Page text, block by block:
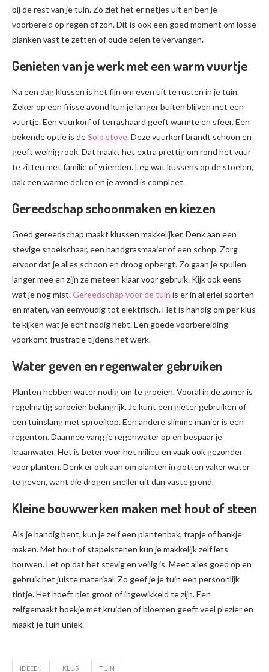
bij de rest van je tuin. Zo ziet het er netjes uit en ben je
voorbereid op regen of zon. Dit is ook een goed moment om losse
planken vast te zetten of oude delen te vervangen.
Genieten van je werk met een warm vuurtje
Na een dag klussen is het fijn om even uit te rusten in je tuin.
Zeker op een frisse avond kun je langer buiten blijven met een
vuurtje. Een vuurkorf of terrashaard geeft warmte en sfeer. Een
bekende optie is deSolo stove. Deze vuurkorf brandt schoon en
geeft weinig rook. Dat maakt het extra prettig om rond het vuur
te zitten met familie of vrienden. Leg wat kussens op de stoelen,
pak een warme deken en je avond is compleet.
Gereedschap schoonmaken en kiezen
Goed gereedschap maakt klussen makkelijker. Denk aan een
stevige snoeischaar, een handgrasmaaier of een schop. Zorg
ervoor dat je alles schoon en droog opbergt. Zo gaan je spullen
langer mee en zijn ze meteen klaar voor gebruik. Kijk ook eens
wat je nog mist.Gereedschap voor de tuin is er in allerlei soorten
en maten, van eenvoudig tot elektrisch. Het is handig om per klus
te kijken wat je echt nodig hebt. Een goede voorbereiding
voorkomt frustratie tijdens het werk.
Water geven en regenwater gebruiken
Planten hebben water nodig om te groeien. Vooral in de zomer is
regelmatig sproeien belangrijk. Je kunt een gieter gebruiken of
een tuinslang met sproeikop. Een andere slimme manier is een
regenton. Daarmee vang je regenwater op en bespaar je
kraanwater. Het is beter voor het milieu en vaak ook gezonder
voor planten. Denk er ook aan om planten in potten vaker water
te geven, want die drogen sneller uit dan vaste grond.
Kleine bouwwerken maken met hout of steen
Als je handig bent, kun je zelf een plantenbak, trapje of bankje
maken. Met hout of stapelstenen kun je makkelijk zelf iets
bouwen. Let op dat het stevig en veilig is. Meet alles goed op en
gebruik het juiste materiaal. Zo geef je je tuin een persoonlijk
tintje. Het hoeft niet groot of ingewikkeld te zijn. Een
zelfgemaakt hoekje met kruiden of bloemen geeft veel plezier en
maakt je tuin uniek.
IDEEËN KLUS TUIN